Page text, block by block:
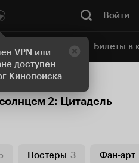
VPN или
доступен
Кинопоиска
Войти
кинотеатр Билеты в
2: Цитадель
Постеры 3 Фан-арт